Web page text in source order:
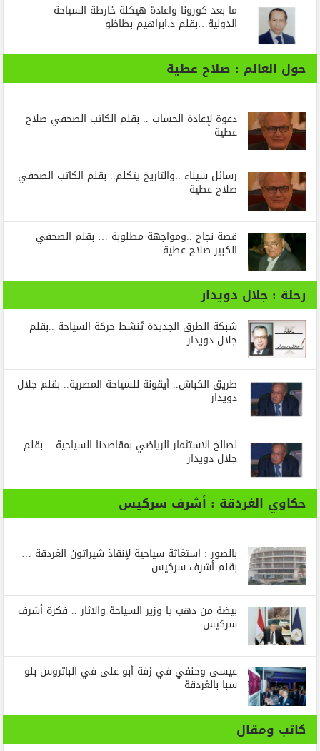
ما بعد كورونا واعادة هيكلة خارطة السياحة
الدولية…بقلم د.ابراهيم بظاظو
حول العالم : صلاح عطية
دعوة لإعادة الحساب .. بقلم الكاتب الصحفي صلاح
عطية
رسائل‭ ‬سيناء‭.. ‬والتاريخ‭ ‬يتكلم.. بقلم الكاتب الصحفي
صلاح عطية
قصة نجاح ..ومواجهة مطلوبة … بقلم الصحفي
الكبير صلاح عطية
رحلة : جلال دويدار
شبكة الطرق الجديدة تُنشط حركة السياحة ..بقلم
جلال دويدار
طريق الكباش.. أيقونة للسياحة المصرية.. بقلم جلال
دويدار
لصالح الاستثمار الرياضي بمقاصدنا السياحية .. بقلم
جلال دويدار
حكاوي الغردقة : أشرف سركيس
بالصور : استغاثة سياحية لإنقاذ شيراتون الغردقة …
بقلم أشرف سركيس
بيضة من دهب يا وزير السياحة والاثار .. فكرة أشرف
سركيس
عيسى وحنفي في زفة أبو على في الباتروس بلو
سبا بالغردقة
كاتب ومقال